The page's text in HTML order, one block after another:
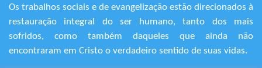
Os trabalhos sociais e de evangelização estão direcionados à
restauração integral do ser humano, tanto dos mais
sofridos, como também daqueles que ainda não
encontraram em Cristo o verdadeiro sentido de suas vidas.